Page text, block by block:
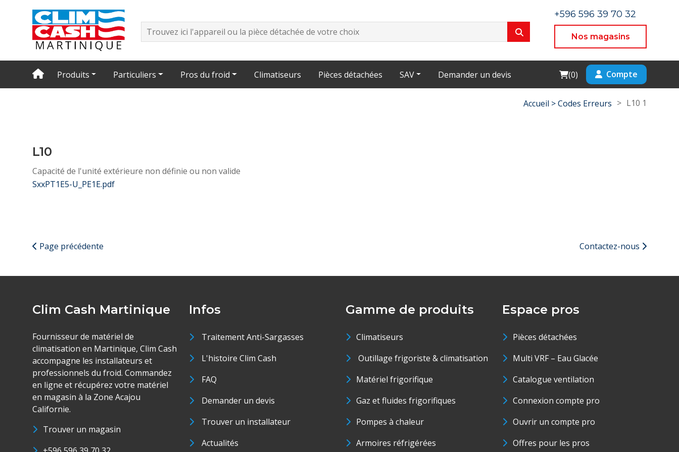
+596 596 39 70 32
Nos magasins
Produits Particuliers Pros du froid Climatiseurs Pièces détachées SAV Demander un devis Cart
(0) Compte
Accueil >Codes Erreurs > L10 1
L10
Capacité de l'unité extérieure non définie ou non valide
SxxPT1E5-U_PE1E.pdf
Page précédente Contactez-nous
Clim Cash Martinique
Fournisseur de matériel de
climatisation en Martinique, Clim Cash
accompagne les installateurs et
professionnels du froid. Commandez
en ligne et récupérez votre matériel
en magasin à la Zone Acajou
Californie.
Trouver un magasin
Infos
Traitement Anti-Sargasses
L'histoire Clim Cash
FAQ
Demander un devis
Trouver un installateur
Actualités
Gamme de produits
Climatiseurs
Outillage frigoriste & climatisation
Matériel frigorifique
Gaz et fluides frigorifiques
Pompes à chaleur
Armoires réfrigérées
Espace pros
Pièces détachées
Multi VRF – Eau Glacée
Catalogue ventilation
Connexion compte pro
Ouvrir un compte pro
Offres pour les pros